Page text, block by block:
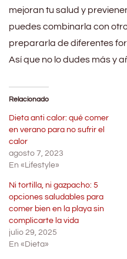
mejoran tu salud y
puedes combinarla con
prepararla de diferentes
Así que no lo dudes más y
Relacionado
Dieta anti calor: qué comer
en verano para no sufrir el
calor
agosto 7, 2023
En «Lifestyle»
Ni tortilla, ni gazpacho: 5
opciones saludables para
comer bien en la playa sin
complicarte la vida
julio 29, 2025
En «Dieta»